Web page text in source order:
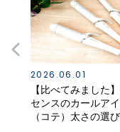
2026.06.01
【比べてみました
センスのカールア
（コテ）太さの選